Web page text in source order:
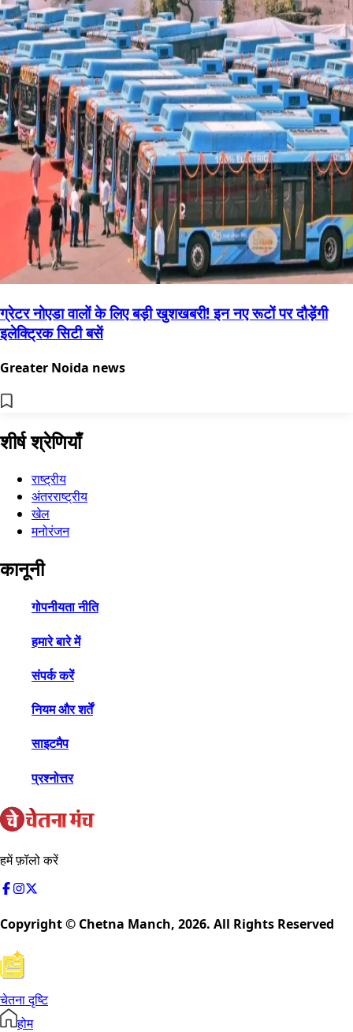
ग्रेटर नोएडा वालों के लिए बड़ी खुशखबरी! इन नए रूटों पर दौड़ेंगी
इलेक्ट्रिक सिटी बसें
Greater Noida news
शीर्ष श्रेणियाँ
राष्ट्रीय
अंतरराष्ट्रीय
खेल
मनोरंजन
कानूनी
गोपनीयता नीति
हमारे बारे में
संपर्क करें
नियम और शर्तें
साइटमैप
प्रश्नोत्तर
हमें फ़ॉलो करें
Copyright © Chetna Manch, 2026. All Rights Reserved
चेतना दृष्टि
होम